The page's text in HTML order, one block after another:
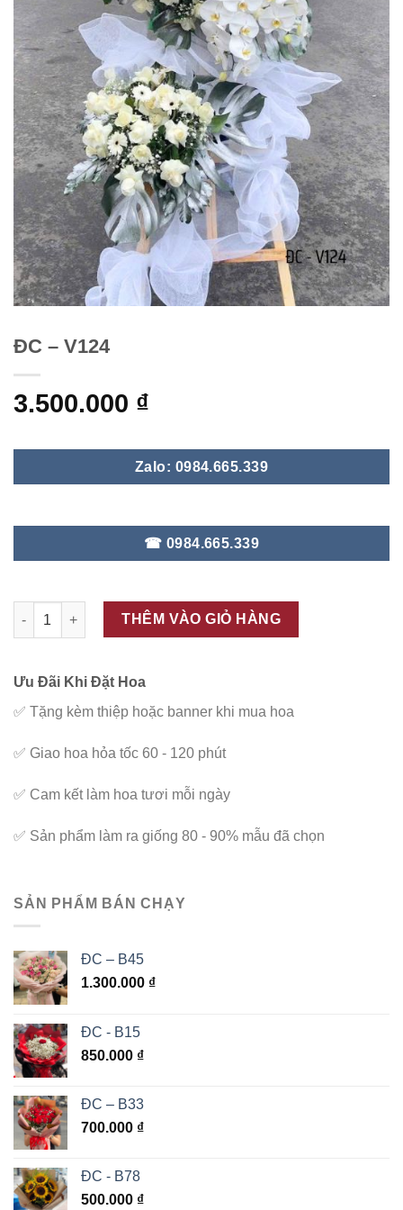
ĐC – V124
3.500.000 ₫
Zalo: 0984.665.339
☎ 0984.665.339
ĐC - V124 số lượng
THÊM VÀO GIỎ HÀNG
Ưu Đãi Khi Đặt Hoa
✅ Tặng kèm thiệp hoặc banner khi mua hoa
✅ Giao hoa hỏa tốc 60 - 120 phút
✅ Cam kết làm hoa tươi mỗi ngày
✅ Sản phẩm làm ra giống 80 - 90% mẫu đã chọn
SẢN PHẨM BÁN CHẠY
ĐC – B45
1.300.000 ₫
ĐC - B15
850.000 ₫
ĐC – B33
700.000 ₫
ĐC - B78
500.000 ₫